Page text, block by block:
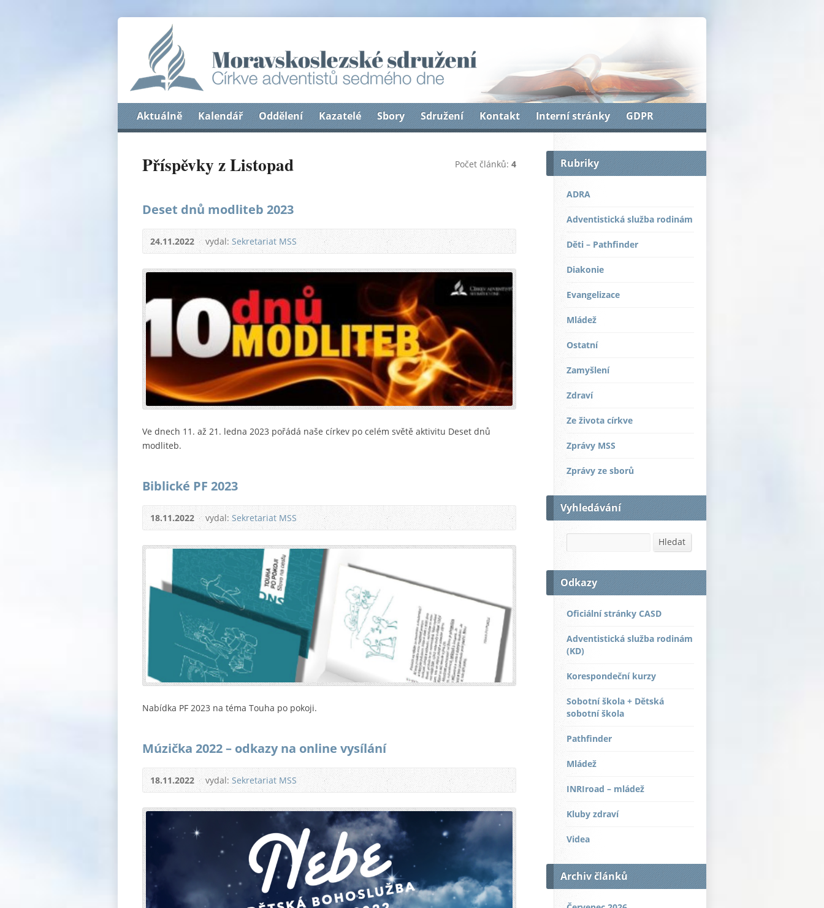
Aktuálně Kalendář Oddělení Kazatelé Sbory Sdružení Kontakt Interní stránky GDPR
Příspěvky z Listopad Počet článků: 4
Deset dnů modliteb 2023
24.11.2022 vydal: Sekretariat MSS
Ve dnech 11. až 21. ledna 2023 pořádá naše církev po celém světě aktivitu Deset dnů
modliteb.
Biblické PF 2023
18.11.2022 vydal: Sekretariat MSS
Nabídka PF 2023 na téma Touha po pokoji.
Múzička 2022 – odkazy na online vysílání
18.11.2022 vydal: Sekretariat MSS
Rubriky
ADRA
Adventistická služba rodinám
Děti – Pathfinder
Diakonie
Evangelizace
Mládež
Ostatní
Zamyšlení
Zdraví
Ze života církve
Zprávy MSS
Zprávy ze sborů
Vyhledávání
Hledat
Odkazy
Oficiální stránky CASD
Adventistická služba rodinám
(KD)
Korespondeční kurzy
Sobotní škola + Dětská
sobotní škola
Pathfinder
Mládež
INRIroad – mládež
Kluby zdraví
Videa
Archiv článků